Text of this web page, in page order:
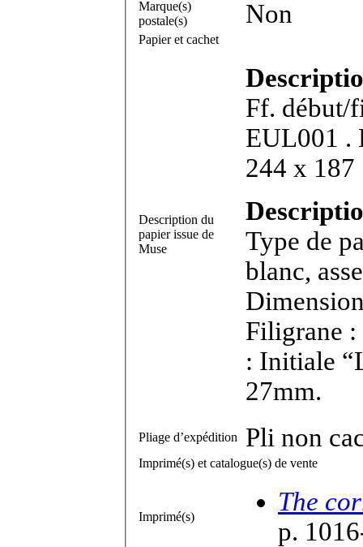
Marque(s)
postale(s)
Non
Papier et cachet
Description du
papier issue de
Muse
Ff. début/
EUL001 . Bifeuillet in-4°. Dimensions feuillet :
244 x 187
Type de
blanc,
Filigrane
: Initiale
27mm.
Pliage d’expédition Pli non
Imprimé(s) et catalogue(s) de vente
Imprimé(s)
The
p.